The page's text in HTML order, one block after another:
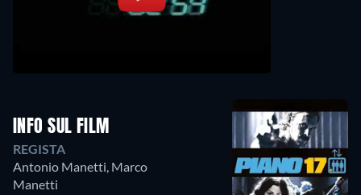
INFO SUL FILM
REGISTA
Antonio Manetti Marco
Manetti